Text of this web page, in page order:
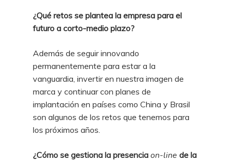
¿Qué retos se plantea la empresa para el
futuro a corto-medio plazo?
Además de seguir innovando
permanentemente para estar a la
vanguardia, invertir en nuestra imagen de
marca y continuar con planes de
implantación en países como China y Brasil
son algunos de los retos que tenemos para
los próximos años.
¿Cómo se gestiona la presencia on-line de la